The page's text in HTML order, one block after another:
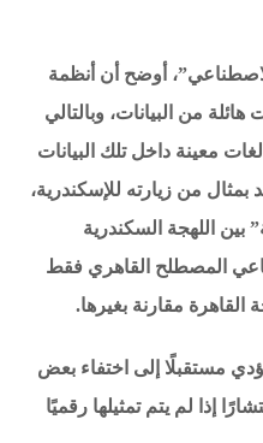
أوضح أن أنظمة
من البيانات، وبالتالي
معينة داخل تلك البيانات
من زيارته للإسكندرية،
اللهجة السكندرية
المصطلح القاهري فقط
القاهرة مقارنة بغيرها.
مستقبلًا إلى اختفاء بعض
إذا لم يتم تمثيلها رقميًا